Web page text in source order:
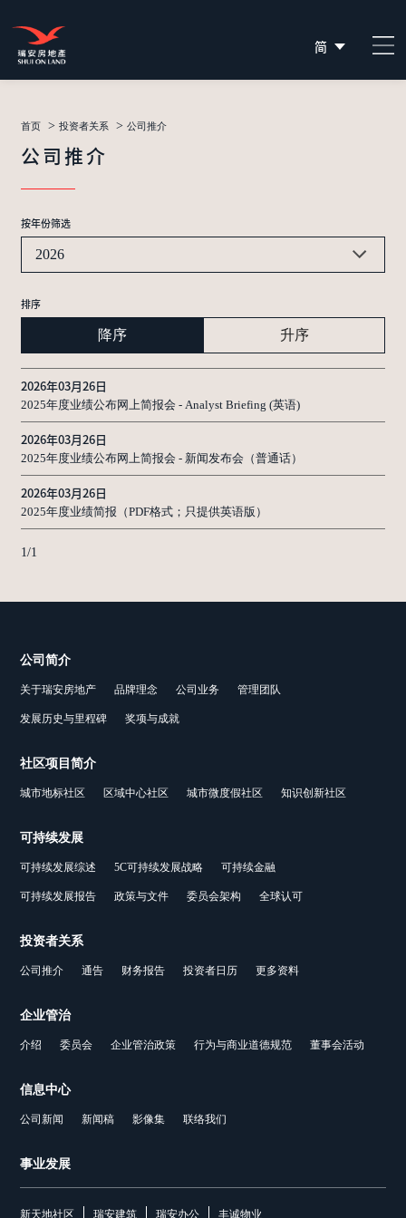
简
EN
首页 > 投资者关系 > 公司推介
公司推介
按年份筛选
2026
排序
降序 升序
2026年03月26日
2025年度业绩公布网上简报会 - Analyst Briefing (英语)
2026年03月26日
2025年度业绩公布网上简报会 - 新闻发布会（普通话）
2026年03月26日
2025年度业绩简报（PDF格式；只提供英语版）
1/1
公司简介
关于瑞安房地产 品牌理念 公司业务 管理团队
发展历史与里程碑 奖项与成就
社区项目简介
城市地标社区 区域中心社区 城市微度假社区 知识创新社区
可持续发展
可持续发展综述 5C可持续发展战略 可持续金融
可持续发展报告 政策与文件 委员会架构 全球认可
投资者关系
公司推介 通告 财务报告 投资者日历 更多资料
企业管治
介绍 委员会 企业管治政策 行为与商业道德规范 董事会活动
信息中心
公司新闻 新闻稿 影像集 联络我们
事业发展
新天地社区 瑞安建筑 瑞安办公 丰诚物业